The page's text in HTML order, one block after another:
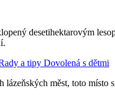
desetihektarovým
a tipy Dovolená s dětmi
měst, toto